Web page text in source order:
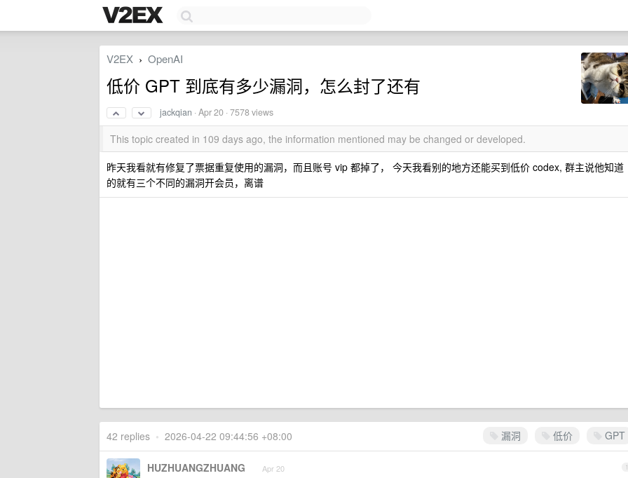
V2EX › OpenAI
低价 GPT 到底有多少漏洞，怎么封了还有
jackqian ·Apr 20 · 7578 views
This topic created in 109 days ago, the information mentioned may be changed or developed.
昨天我看就有修复了票据重复使用的漏洞，而且账号 vip 都掉了， 今天我看别的地方还能买到低价 codex, 群主说他知道
的就有三个不同的漏洞开会员，离谱
漏洞 低价 GPT
42 replies • 2026-04-22 09:44:56 +08:00
1
HUZHUANGZHUANG Apr 20